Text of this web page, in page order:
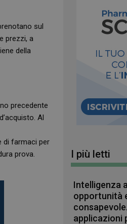
sul
prezzi, a
della
precedente
Al
di farmaci per
prova.
I più letti
Intelligenza
opportunità
applicazioni